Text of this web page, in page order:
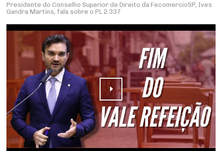
Presidente do Conselho Superior de Direito da FecomercioSP, Ives
Gandra Martins, fala sobre o PL 2.337